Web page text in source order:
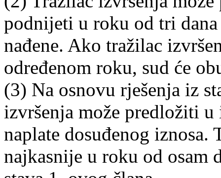
podnijeti u roku od tri
nađene. Ako tražilac
određenom roku, sud će
(3) Na osnovu rješenja iz
izvršenja može predložiti
naplate dosuđenog
najkasnije u roku od osam